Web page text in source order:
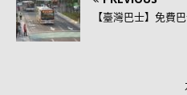
【臺灣巴士】免費